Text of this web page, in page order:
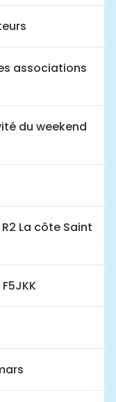
associations
du weekend
La côte Saint